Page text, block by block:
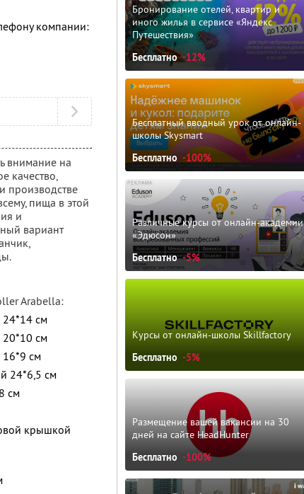
компании:
внимание на
качество,
производстве
пища в этой
и
вариант
Arabella:
см
см
см
24*6,5 см
см
крышкой
Бронирование отелей, квартир и
иного жилья в сервисе «Яндекс
Путешествия»
Бесплатно -12%
Бесплатный вводный урок от онлайн-
школы Skysmart
Бесплатно -100%
Различные курсы от онлайн-академии
«Эдюсон»
Бесплатно -5%
Курсы от онлайн-школы Skillfactory
Бесплатно -5%
Размещение вашей вакансии на 30
дней на сайте HeadHunter
Бесплатно -100%